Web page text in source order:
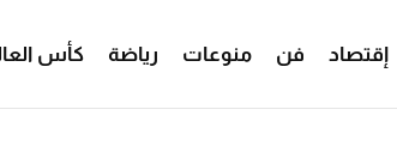
إقتصاد فن منوعات رياضة كأس